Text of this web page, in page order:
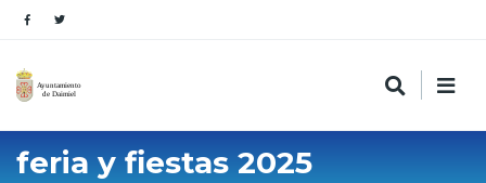
feria y fiestas 2025